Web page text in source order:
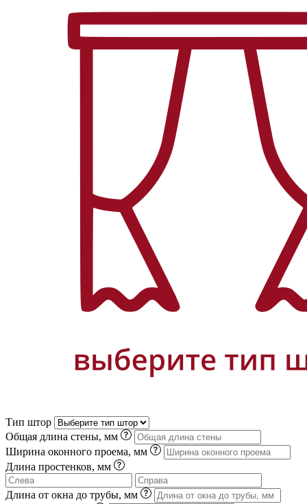
Тип штор
Общая длина стены, мм
Ширина оконного проема, мм
Длина простенков, мм
Длина от окна до трубы, мм